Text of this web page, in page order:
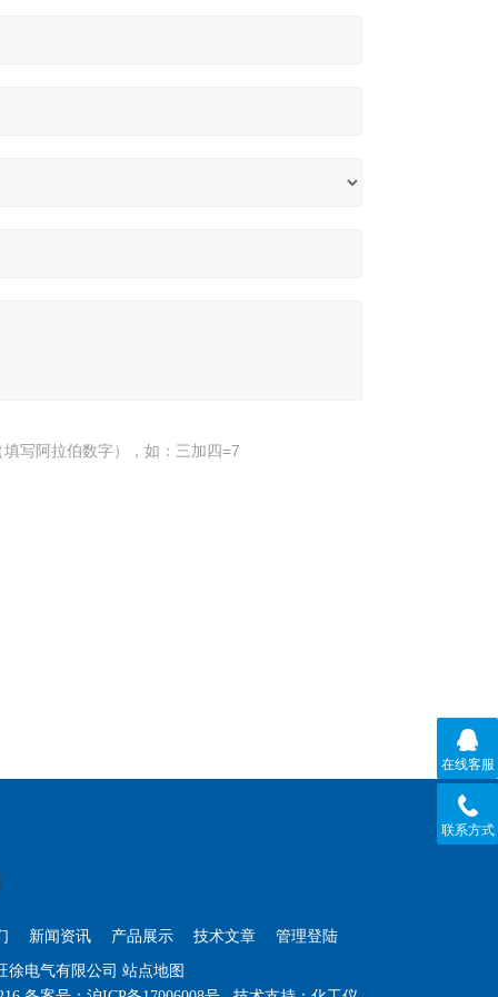
写阿拉伯数字），如：三加四=7
新闻资讯 产品展示 技术文章 管理登陆
徐电气有限公司 站点地图
在线客服
联系方式